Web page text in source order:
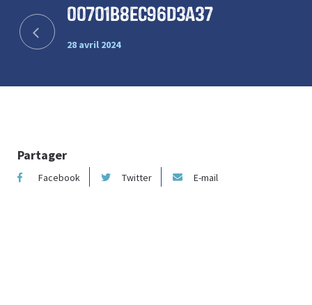
00701b8ec96d3a37
28 avril 2024
Partager
Facebook Twitter E-mail